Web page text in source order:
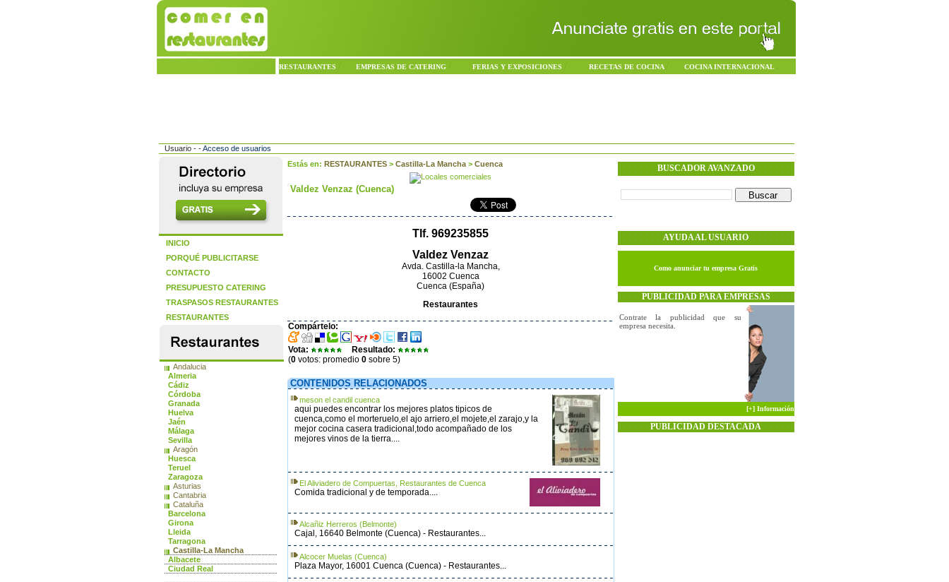
RESTAURANTES EMPRESAS DE CATERING FERIAS Y EXPOSICIONES RECETAS DE COCINA COCINA INTERNACIONAL
Usuario - -Acceso de usuarios
INICIO
PORQUÉ PUBLICITARSE
CONTACTO
PRESUPUESTO CATERING
TRASPASOS RESTAURANTES
RESTAURANTES
Andalucia
Almeria
Cádiz
Córdoba
Granada
Huelva
Jaén
Málaga
Sevilla
Aragón
Huesca
Teruel
Zaragoza
Asturias
Cantabria
Cataluña
Barcelona
Girona
Lleida
Tarragona
Castilla-La Mancha
Albacete
Ciudad Real
Estás en: RESTAURANTES> Castilla-La Mancha> Cuenca
Valdez Venzaz (Cuenca)
Tlf. 969235855
Valdez Venzaz
Avda. Castilla-la Mancha,
16002 Cuenca
Cuenca (España)
Restaurantes
Compártelo:
Vota:
Resultado:
(0votos: promedio 0sobre 5)
CONTENIDOS RELACIONADOS
meson el candil cuenca
aqui puedes encontrar los mejores platos tipicos de
cuenca,como el morteruelo,el ajo arriero,el mojete,el zarajo,y la
mejor cocina casera tradicional,todo acompañado de los
mejores vinos de la tierra....
El Aliviadero de Compuertas, Restaurantes de Cuenca
Comida tradicional y de temporada....
Alcañiz Herreros (Belmonte)
Cajal, 16640 Belmonte (Cuenca) - Restaurantes...
Alcocer Muelas (Cuenca)
Plaza Mayor, 16001 Cuenca (Cuenca) - Restaurantes...
BUSCADOR AVANZADO
AYUDA AL USUARIO
Como anunciar tu empresa Gratis
PUBLICIDAD PARA EMPRESAS
Contrate la publicidad que su
empresa necesita.
[+] Información
PUBLICIDAD DESTACADA